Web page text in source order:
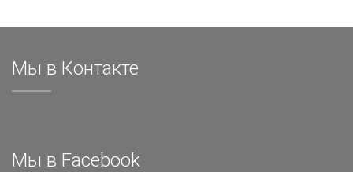
Мы в Контакте
Мы в Facebook